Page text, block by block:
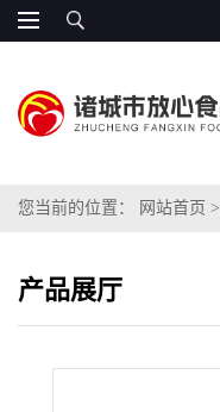
您当前的位置： 网站首页 >
产品展厅